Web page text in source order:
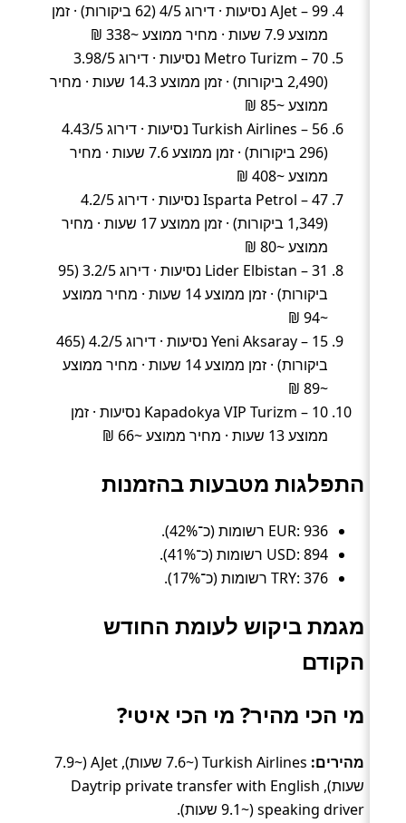
AJet – 99 נסיעות · דירוג 4/5 (62 ביקורות) · זמן
ממוצע 7.9 שעות · מחיר ממוצע ~338 ₪
Metro Turizm – 70 נסיעות · דירוג 3.98/5
(2,490 ביקורות) · זמן ממוצע 14.3 שעות · מחיר
ממוצע ~85 ₪
Turkish Airlines – 56 נסיעות · דירוג 4.43/5
(296 ביקורות) · זמן ממוצע 7.6 שעות · מחיר
ממוצע ~408 ₪
Isparta Petrol – 47 נסיעות · דירוג 4.2/5
(1,349 ביקורות) · זמן ממוצע 17 שעות · מחיר
ממוצע ~80 ₪
Lider Elbistan – 31 נסיעות · דירוג 3.2/5 (95
ביקורות) · זמן ממוצע 14 שעות · מחיר ממוצע
~94 ₪
Yeni Aksaray – 15 נסיעות · דירוג 4.2/5 (465
ביקורות) · זמן ממוצע 14 שעות · מחיר ממוצע
~89 ₪
Kapadokya VIP Turizm – 10 נסיעות · זמן
ממוצע 13 שעות · מחיר ממוצע ~66 ₪
התפלגות מטבעות בהזמנות
EUR: 936 רשומות (כ־42%).
USD: 894 רשומות (כ־41%).
TRY: 376 רשומות (כ־17%).
מגמת ביקוש לעומת החודש
הקודם
מי הכי מהיר? מי הכי איטי?
מהירים:
Turkish Airlines (~7.6 שעות), AJet (~7.9
שעות), Daytrip private transfer with English
speaking driver (~9.1 שעות).